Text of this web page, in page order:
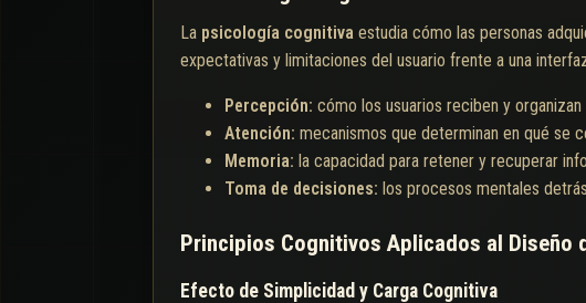
La psicología cognitiva estudia cómo las personas
expectativas y limitaciones del usuario frente a una
Percepción: cómo los usuarios reciben y
Atención: mecanismos que determinan en qué se
Memoria: la capacidad para retener y recuperar
Toma de decisiones: los procesos mentales
Principios Cognitivos Aplicados al Diseño
Efecto de Simplicidad y Carga Cognitiva